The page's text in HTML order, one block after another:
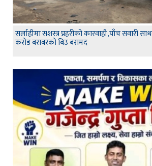
सर्लाहीमा सशस्त्र प्रहरीको कारवाही,पाँच सवारी
करोड बराबरको बिउ बरामद